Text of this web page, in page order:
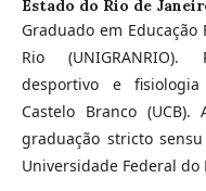
Estado do Rio de
Graduado em
Rio (UNIGRANRIO).
desportivo e
Castelo Branco
graduação stricto
Universidade Federal do